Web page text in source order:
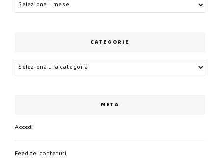
CATEGORIE
Categorie
META
Accedi
Feed dei contenuti